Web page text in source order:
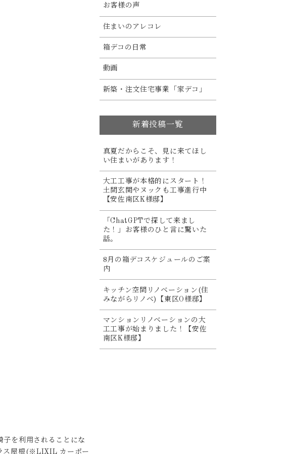
を利用されることにな
ス屋根(※ LIXIL カーポー
お客様の声
住まいのアレコレ
箱デコの日常
動画
新築・注文住宅事業「家デコ」
新着投稿一覧
真夏だからこそ、見に来てほし
い住まいがあります！
大工工事が本格的にスタート！
土間玄関やヌックも工事進行中
【安佐南区K様邸】
「ChatGPTで探して来まし
た！」お客様のひと言に驚いた
話。
8月の箱デコスケジュールのご案
内
キッチン空間リノベーション(住
みながらリノベ)【東区O様邸】
マンションリノベーションの大
工工事が始まりました！【安佐
南区K様邸】